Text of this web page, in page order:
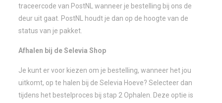
traceercode van PostNL wanneer je bestelling bij ons de
deur uit gaat. PostNL houdt je dan op de hoogte van de
status van je pakket.
Afhalen bij de Selevia Shop
Je kunt er voor kiezen om je bestelling, wanneer het jou
uitkomt, op te halen bij de Selevia Hoeve? Selecteer dan
tijdens het bestelproces bij stap 2 Ophalen. Deze optie is